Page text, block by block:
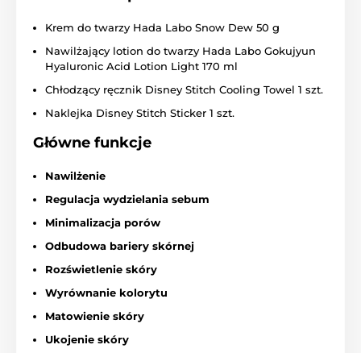
Krem do twarzy Hada Labo Snow Dew 50 g
Nawilżający lotion do twarzy Hada Labo Gokujyun
Hyaluronic Acid Lotion Light 170 ml
Chłodzący ręcznik Disney Stitch Cooling Towel 1 szt.
Naklejka Disney Stitch Sticker 1 szt.
Główne funkcje
Nawilżenie
Regulacja wydzielania sebum
Minimalizacja porów
Odbudowa bariery skórnej
Rozświetlenie skóry
Wyrównanie kolorytu
Matowienie skóry
Ukojenie skóry